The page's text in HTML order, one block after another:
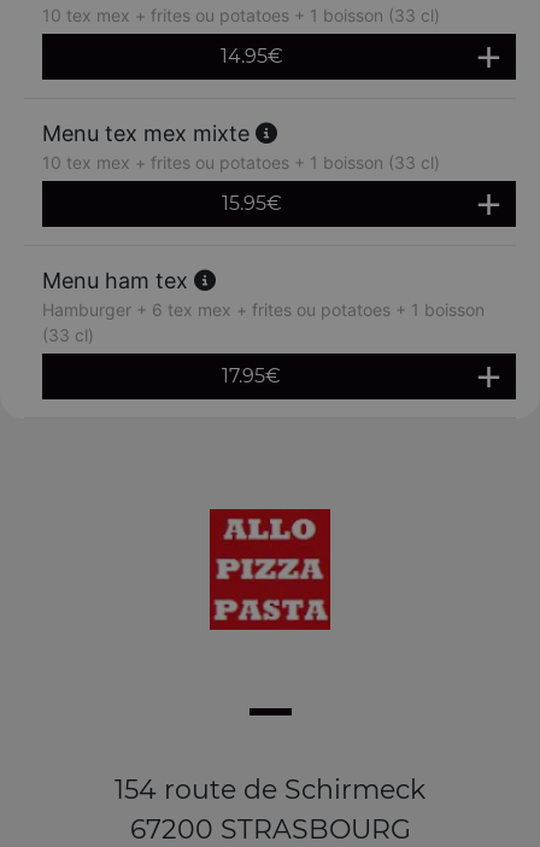
10 tex mex + frites ou potatoes + 1 boisson (33 cl)
14.95€
Menu tex mex mixte
10 tex mex + frites ou potatoes + 1 boisson (33 cl)
15.95€
Menu ham tex
Hamburger + 6 tex mex + frites ou potatoes + 1 boisson
(33 cl)
17.95€
154 route de Schirmeck
67200 STRASBOURG